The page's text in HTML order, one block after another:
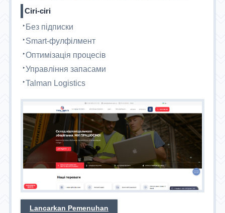
Ciri-ciri
Без підписки
Smart-фулфілмент
Оптимізація процесів
Управління запасами
Talman Logistics
Lancarkan Pemenuhan